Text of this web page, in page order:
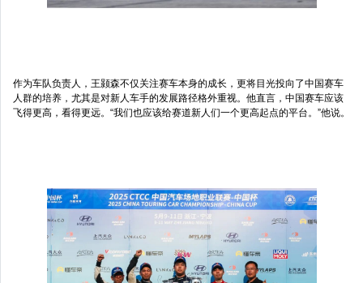
作为车队负责人，王颢森不仅关注赛车本身的成长，更将目光投向了中国赛车
人群的培养，尤其是对新人车手的发展路径格外重视。他直言，中国赛车应该
飞得更高，看得更远。“我们也应该给赛道新人们一个更高起点的平台。”他说。